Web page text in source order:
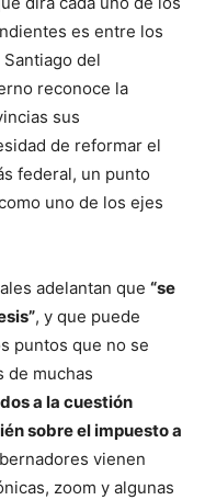
es entre los
del
reconoce la
sus
de reformar el
federal, un punto
uno de los ejes
adelantan que “se
, y que puede
puntos que no se
de muchas
a la cuestión
sobre el impuesto a
vienen
zoom y algunas